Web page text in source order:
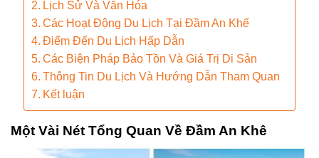
Lịch Sử Và Văn Hóa
Các Hoạt Động Du Lịch Tại Đầm An Khế
Điểm Đến Du Lịch Hấp Dẫn
Các Biện Pháp Bảo Tồn Và Giá Trị Di Sản
Thông Tin Du Lịch Và Hướng Dẫn Tham Quan
Kết luận
Một Vài Nét Tổng Quan Về Đầm An Khê